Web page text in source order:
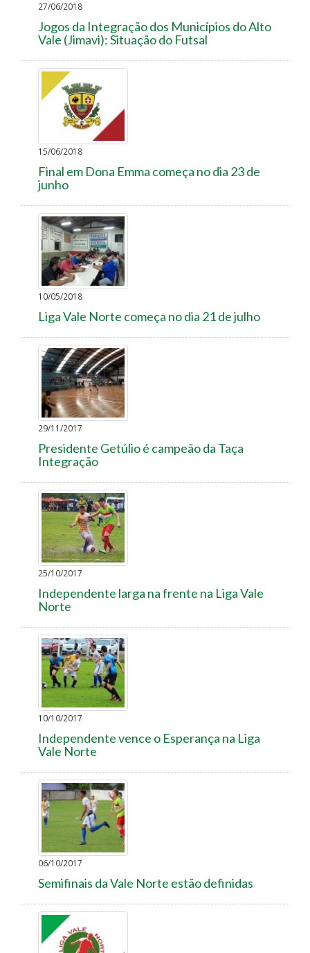
27/06/2018
Jogos da Integração dos Municípios do Alto
Vale (Jimavi): Situação do Futsal
15/06/2018
Final em Dona Emma começa no dia 23 de
junho
10/05/2018
Liga Vale Norte começa no dia 21 de julho
29/11/2017
Presidente Getúlio é campeão da Taça
Integração
25/10/2017
Independente larga na frente na Liga Vale
Norte
10/10/2017
Independente vence o Esperança na Liga
Vale Norte
06/10/2017
Semifinais da Vale Norte estão definidas